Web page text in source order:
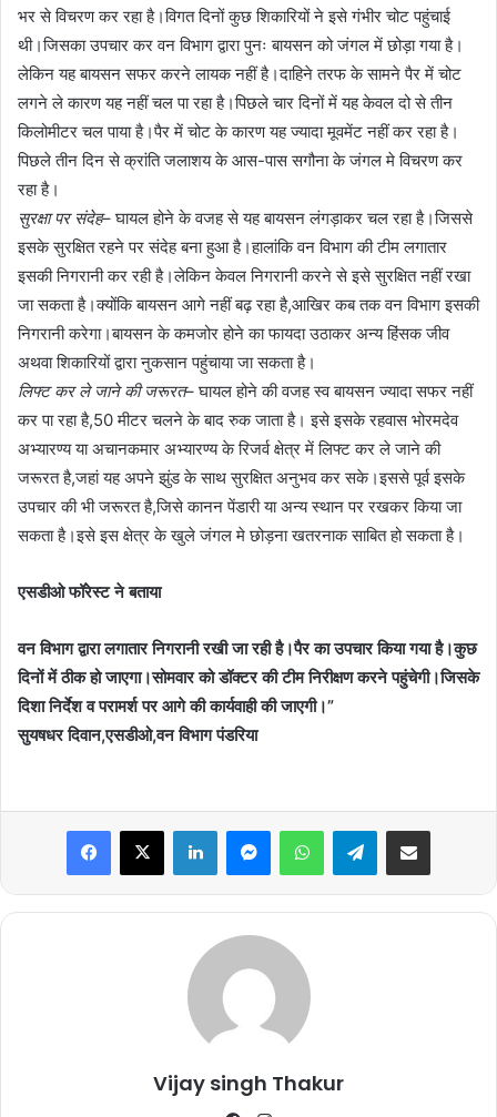
भर से विचरण कर रहा है।विगत दिनों कुछ शिकारियों ने इसे गंभीर चोट पहुंचाई
थी।जिसका उपचार कर वन विभाग द्वारा पुनः बायसन को जंगल में छोड़ा गया है।
लेकिन यह बायसन सफर करने लायक नहीं है।दाहिने तरफ के सामने पैर में चोट
लगने ले कारण यह नहीं चल पा रहा है।पिछले चार दिनों में यह केवल दो से तीन
किलोमीटर चल पाया है।पैर में चोट के कारण यह ज्यादा मूवमेंट नहीं कर रहा है।
पिछले तीन दिन से क्रांति जलाशय के आस-पास सगौना के जंगल मे विचरण कर
रहा है।
सुरक्षा पर संदेह– घायल होने के वजह से यह बायसन लंगड़ाकर चल रहा है।जिससे
इसके सुरक्षित रहने पर संदेह बना हुआ है।हालांकि वन विभाग की टीम लगातार
इसकी निगरानी कर रही है।लेकिन केवल निगरानी करने से इसे सुरक्षित नहीं रखा
जा सकता है।क्योंकि बायसन आगे नहीं बढ़ रहा है,आखिर कब तक वन विभाग इसकी
निगरानी करेगा।बायसन के कमजोर होने का फायदा उठाकर अन्य हिंसक जीव
अथवा शिकारियों द्वारा नुकसान पहुंचाया जा सकता है।
लिफ्ट कर ले जाने की जरूरत– घायल होने की वजह स्व बायसन ज्यादा सफर नहीं
कर पा रहा है,50 मीटर चलने के बाद रुक जाता है। इसे इसके रहवास भोरमदेव
अभ्यारण्य या अचानकमार अभ्यारण्य के रिजर्व क्षेत्र में लिफ्ट कर ले जाने की
जरूरत है,जहां यह अपने झुंड के साथ सुरक्षित अनुभव कर सके।इससे पूर्व इसके
उपचार की भी जरूरत है,जिसे कानन पेंडारी या अन्य स्थान पर रखकर किया जा
सकता है।इसे इस क्षेत्र के खुले जंगल मे छोड़ना खतरनाक साबित हो सकता है।
एसडीओ फॉरेस्ट ने बताया
वन विभाग द्वारा लगातार निगरानी रखी जा रही है।पैर का उपचार किया गया है।कुछ
दिनों में ठीक हो जाएगा।सोमवार को डॉक्टर की टीम निरीक्षण करने पहुंचेगी।जिसके
दिशा निर्देश व परामर्श पर आगे की कार्यवाही की जाएगी।”
सुयषधर दिवान,एसडीओ,वन विभाग पंडरिया
Facebook
X LinkedInMessengerWhatsAppTelegramShare via Email
Vijay singh Thakur